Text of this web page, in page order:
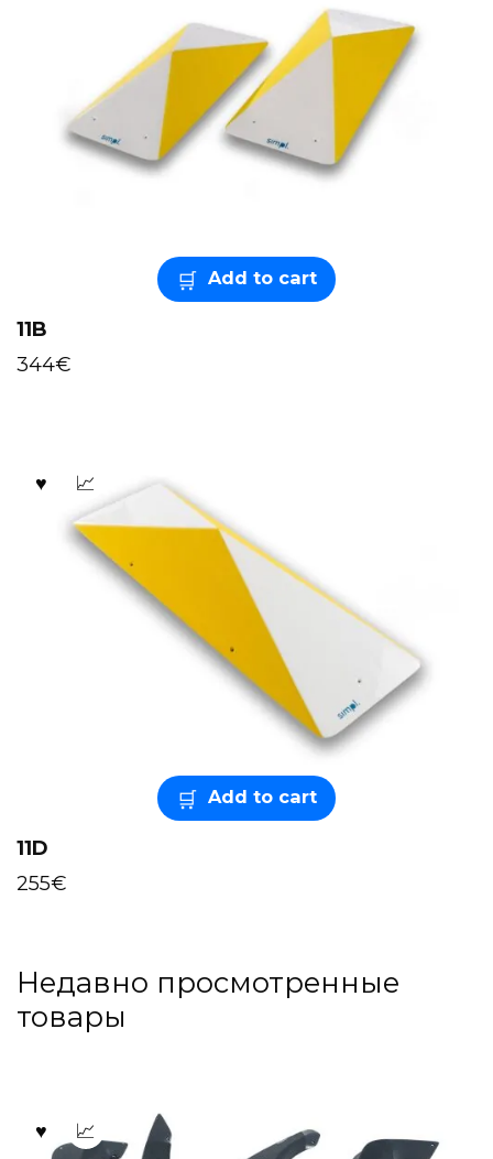
Add to cart
11B
344€
Add to cart
11D
255€
Недавно просмотренные
товары